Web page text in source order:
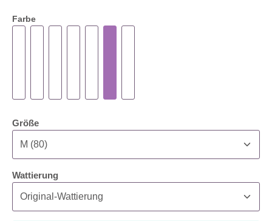
Farbe
Größeauswählen
Wattierungauswählen